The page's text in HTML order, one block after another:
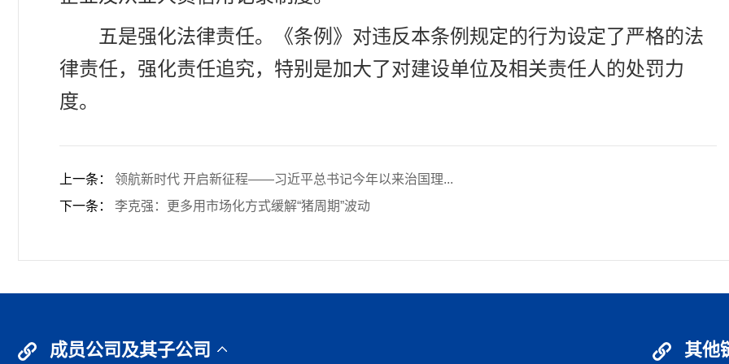
五是强化法律责任。《条例》对违反本条例规定的行为设定了严格的法
律责任，强化责任追究，特别是加大了对建设单位及相关责任人的处罚力
度。
上一条：
领航新时代 开启新征程——习近平总书记今年以来治国理...
下一条：
李克强：更多用市场化方式缓解“猪周期”波动
成员公司及其子公司 其他